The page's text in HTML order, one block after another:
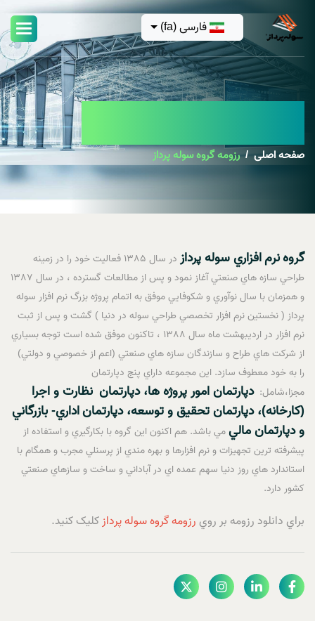
فارسی (fa)
صفحه اصلی رزومه گروه سوله پرداز
گروهنرمافزاري سوله پرداز
در سال 1385 فعاليت خود را در زمينه
طراحي سازه هاي صنعتي آغاز نمود و پس از مطالعات گسترده ، در سال 1387
و همزمان با سال نوآوري و شکوفايي موفق به اتمام پروژه بزرگ نرم افزار سوله
پرداز ( نخستين نرم افزار تخصصي طراحي سوله در دنيا ) گشت و پس از ثبت
نرم افزار در ارديبهشت ماه سال 1388 ، تاکنون موفق شده است توجه بسياري
از شرکت هاي طراح و سازندگان سازه هاي صنعتي (اعم از خصوصي و دولتي)
را به خود معطوف سازد. اين مجموعه داراي پنج دپارتمان
مجزا،شامل:دپارتمان امور پروژه ها، دپارتمان نظارت و اجرا
(کارخانه)، دپارتمان تحقيق و توسعه، دپارتماناداري- بازرگاني
و دپارتمان مالي مي باشد. هم اکنون اين گروه با بکارگيري و استفاده از
پيشرفته ترين تجهيزات و نرم افزارها و بهره مندي از پرسنلي مجرب و همگام با
استاندارد هاي روز دنيا سهم عمده اي در آباداني و ساخت و سازهاي صنعتي
کشور دارد.
براي دانلود رزومه بر روي رزومه گروه سوله پردازکليک کنيد.